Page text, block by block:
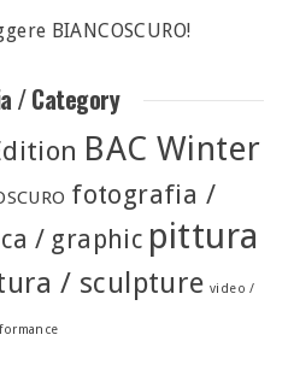
BIANCOSCURO!
/ Category
BAC Winter
fotografia /
/ graphic pittura
/ sculpture video /